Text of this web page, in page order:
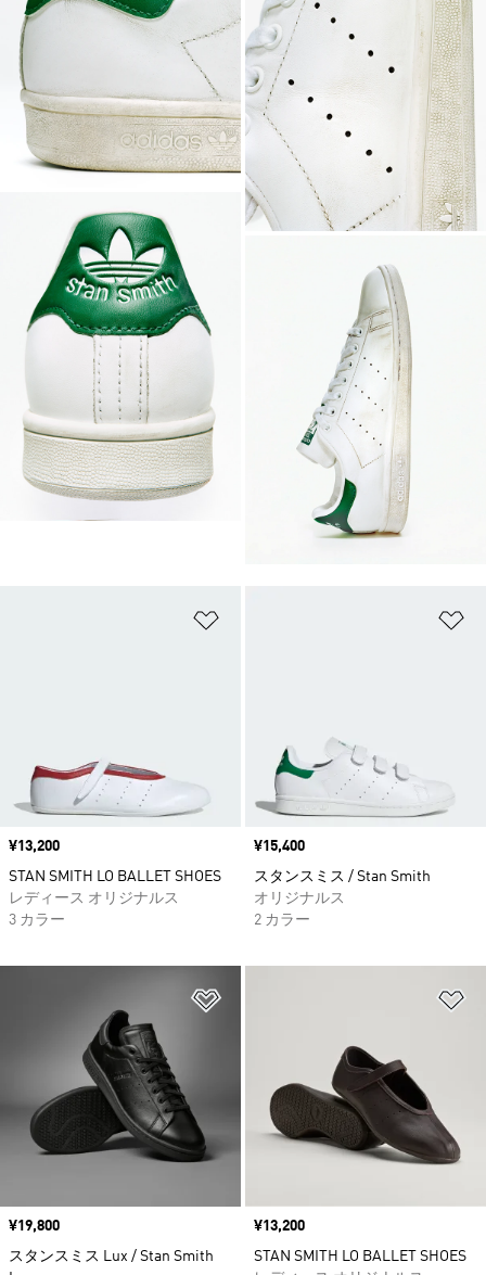
価格
¥13,200
STAN SMITH LO BALLET SHOES
レディース オリジナルス
3 カラー
価格
¥15,400
スタンスミス / Stan Smith
オリジナルス
2 カラー
価格
¥19,800
スタンスミス Lux / Stan Smith
価格
¥13,200
STAN SMITH LO BALLET SHOES